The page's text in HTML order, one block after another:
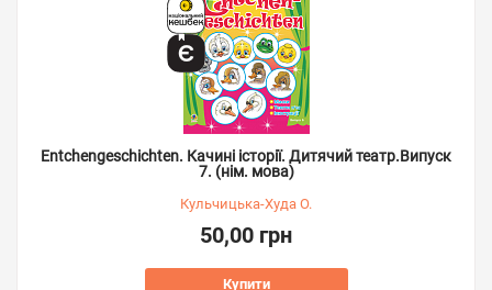
Entchengeschichten. Качині історії. Дитячий театр.Випуск
7. (нім. мова)
Кульчицька-Худа О.
50,00 грн
Купити